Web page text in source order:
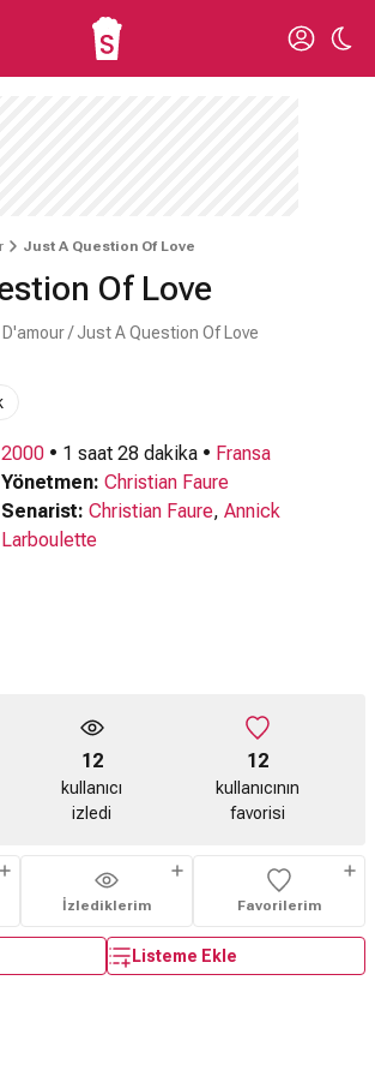
Just A Question Of Love
Of Love
/ Just A Question Of Love
2000 • 1 saat 28 dakika • Fransa
Yönetmen: Christian Faure
Senarist: Christian Faure, Annick
Larboulette
12
kullanıcı
izledi
12
kullanıcının
favorisi
İzlediklerim Favorilerim
Listeme Ekle